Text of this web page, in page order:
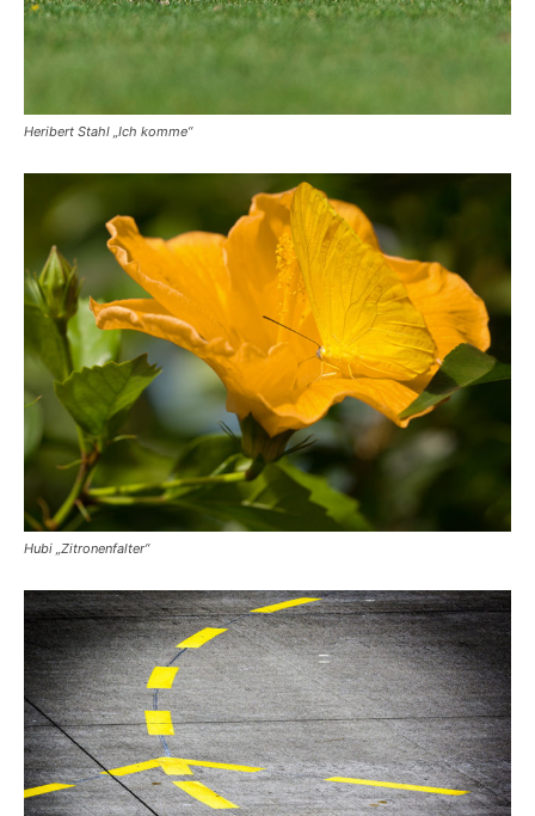
Heribert Stahl „Ich komme“
Hubi „Zitronenfalter“